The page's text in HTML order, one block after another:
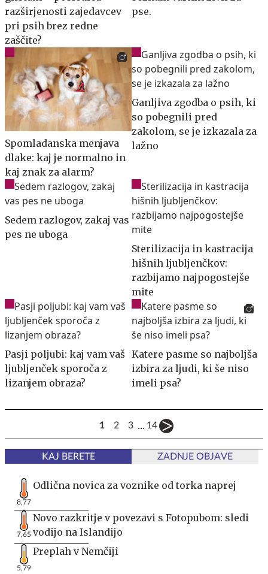
razširjenosti zajedavcev
pri psih brez redne
zaščite?
pse.
Spomladanska menjava
dlake: kaj je normalno in
kaj znak za alarm?
Ganljiva zgodba o psih, ki
so pobegnili pred
zakolom, se je izkazala za
lažno
Sedem razlogov, zakaj vas
pes ne uboga
Sterilizacija in kastracija
hišnih ljubljenčkov:
razbijamo najpogostejše
mite
Pasji poljubi: kaj vam vaš
ljubljenček sporoča z
lizanjem obraza?
Katere pasme so najboljša
izbira za ljudi, ki še niso
imeli psa?
1 2 3 ... 14
KAJ BERETE ZADNJE OBJAVE
8,77
Odlična novica za voznike od torka naprej
7,65
Novo razkritje v povezavi s Fotopubom: sledi
vodijo na Islandijo
5,79
Preplah v Nemčiji